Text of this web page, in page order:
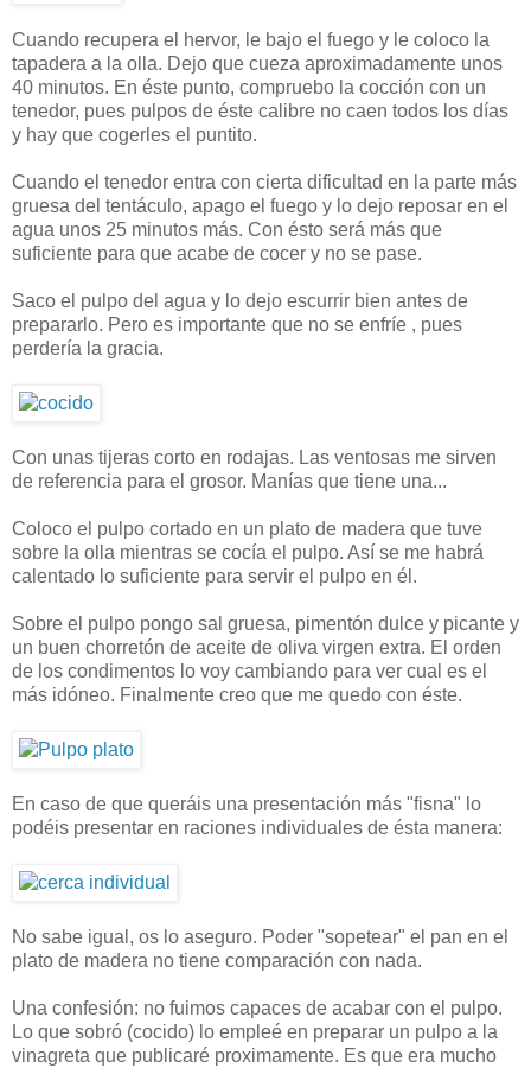
Cuando recupera el hervor, le bajo el fuego y le coloco la
tapadera a la olla. Dejo que cueza aproximadamente unos
40 minutos. En éste punto, compruebo la cocción con un
tenedor, pues pulpos de éste calibre no caen todos los días
y hay que cogerles el puntito.
Cuando el tenedor entra con cierta dificultad en la parte más
gruesa del tentáculo, apago el fuego y lo dejo reposar en el
agua unos 25 minutos más. Con ésto será más que
suficiente para que acabe de cocer y no se pase.
Saco el pulpo del agua y lo dejo escurrir bien antes de
prepararlo. Pero es importante que no se enfríe , pues
perdería la gracia.
Con unas tijeras corto en rodajas. Las ventosas me sirven
de referencia para el grosor. Manías que tiene una...
Coloco el pulpo cortado en un plato de madera que tuve
sobre la olla mientras se cocía el pulpo. Así se me habrá
calentado lo suficiente para servir el pulpo en él.
Sobre el pulpo pongo sal gruesa, pimentón dulce y picante y
un buen chorretón de aceite de oliva virgen extra. El orden
de los condimentos lo voy cambiando para ver cual es el
más idóneo. Finalmente creo que me quedo con éste.
En caso de que queráis una presentación más "fisna" lo
podéis presentar en raciones individuales de ésta manera:
No sabe igual, os lo aseguro. Poder "sopetear" el pan en el
plato de madera no tiene comparación con nada.
Una confesión: no fuimos capaces de acabar con el pulpo.
Lo que sobró (cocido) lo empleé en preparar un pulpo a la
vinagreta que publicaré proximamente. Es que era mucho